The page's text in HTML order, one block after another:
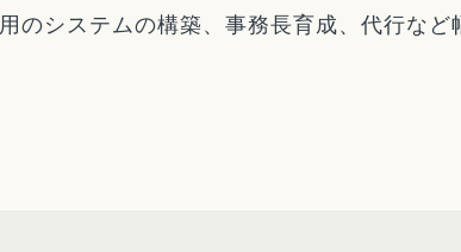
システムの構築、事務長育成、代行など